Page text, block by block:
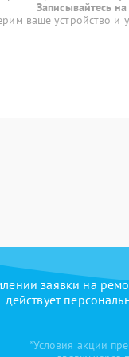
Записывайтесь
ваше устройство и
заявки на
действует
*Условия акции